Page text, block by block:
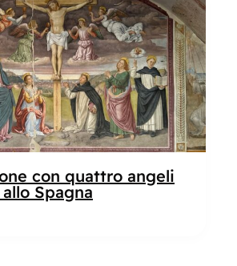
con quattro angeli
Spagna